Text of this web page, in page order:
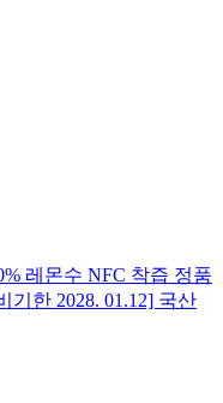
레몬수 NFC 착즙 정품
기한 2028. 01.12] 국산